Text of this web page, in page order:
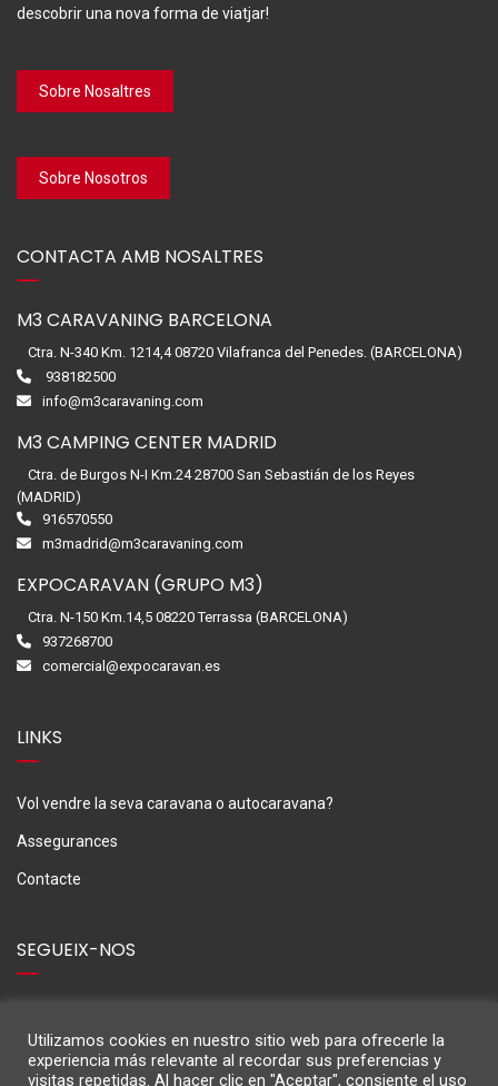
descobrir una nova forma de viatjar!
Sobre Nosaltres
Sobre Nosotros
CONTACTA AMB NOSALTRES
M3 CARAVANING BARCELONA
Ctra. N-340 Km. 1214,4 08720 Vilafranca del Penedes. (BARCELONA)
938182500
info@m3caravaning.com
M3 CAMPING CENTER MADRID
Ctra. de Burgos N-I Km.24 28700 San Sebastián de los Reyes
(MADRID)
916570550
m3madrid@m3caravaning.com
EXPOCARAVAN (GRUPO M3)
Ctra. N-150 Km.14,5 08220 Terrassa (BARCELONA)
937268700
comercial@expocaravan.es
LINKS
Vol vendre la seva caravana o autocaravana?
Assegurances
Contacte
SEGUEIX-NOS
Utilizamos cookies en nuestro sitio web para ofrecerle la
experiencia más relevante al recordar sus preferencias y
visitas repetidas. Al hacer clic en "Aceptar", consiente el uso